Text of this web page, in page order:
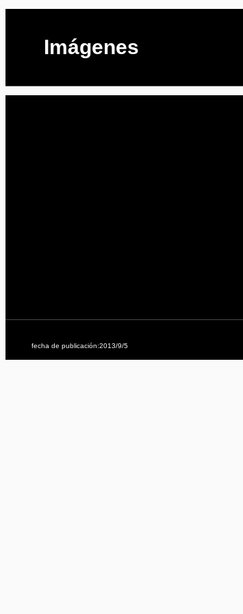
Imágenes
fecha de publicación:2013/9/5